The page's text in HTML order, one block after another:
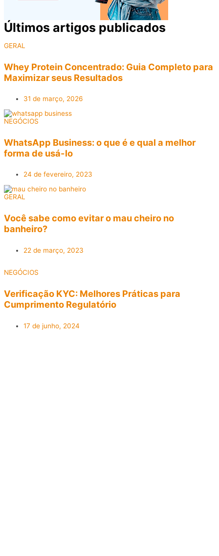
Últimos artigos publicados​
GERAL
Whey Protein Concentrado: Guia Completo para
Maximizar seus Resultados
31 de março, 2026
NEGÓCIOS
WhatsApp Business: o que é e qual a melhor
forma de usá-lo
24 de fevereiro, 2023
GERAL
Você sabe como evitar o mau cheiro no
banheiro?
22 de março, 2023
NEGÓCIOS
Verificação KYC: Melhores Práticas para
Cumprimento Regulatório
17 de junho, 2024